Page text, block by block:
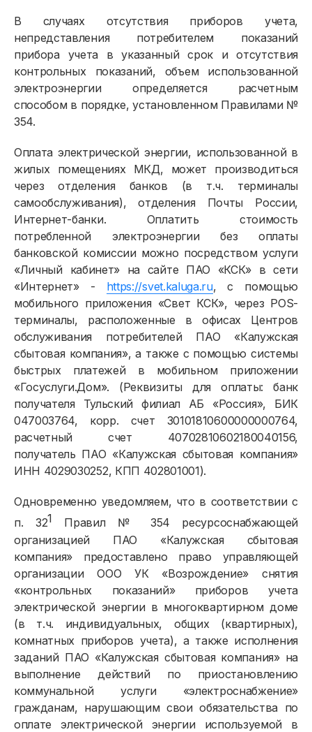
В случаях отсутствия приборов учета,
непредставления потребителем показаний
прибора учета в указанный срок и отсутствия
контрольных показаний, объем использованной
электроэнергии определяется расчетным
способом в порядке, установленном Правилами №
354.
Оплата электрической энергии, использованной в
жилых помещениях МКД, может производиться
через отделения банков (в т.ч. терминалы
самообслуживания), отделения Почты России,
Интернет-банки. Оплатить стоимость
потребленной электроэнергии без оплаты
банковской комиссии можно посредством услуги
«Личный кабинет» на сайте ПАО «КСК» в сети
«Интернет» - https://svet.kaluga.ru, с помощью
мобильного приложения «Свет КСК», через POS-
терминалы, расположенные в офисах Центров
обслуживания потребителей ПАО «Калужская
сбытовая компания», а также с помощью системы
быстрых платежей в мобильном приложении
«Госуслуги.Дом». (Реквизиты для оплаты: банк
получателя Тульский филиал АБ «Россия», БИК
047003764, корр. счет 30101810600000000764,
расчетный счет 40702810602180040156,
получатель ПАО «Калужская сбытовая компания»
ИНН 4029030252, КПП 402801001).
Одновременно уведомляем, что в соответствии с
п. 321 Правил № 354 ресурсоснабжающей
организацией ПАО «Калужская сбытовая
компания» предоставлено право управляющей
организации ООО УК «Возрождение» снятия
«контрольных показаний» приборов учета
электрической энергии в многоквартирном доме
(в т.ч. индивидуальных, общих (квартирных),
комнатных приборов учета), а также исполнения
заданий ПАО «Калужская сбытовая компания» на
выполнение действий по приостановлению
коммунальной услуги «электроснабжение»
гражданам, нарушающим свои обязательства по
оплате электрической энергии используемой в
Расчёты и оплата
Приборы учёта и показания
Должникам
Онлайн-сервисы